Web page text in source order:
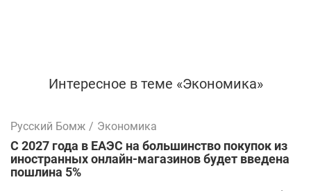
Интересное в теме «Экономика»
Русский Бомж / Экономика
С 2027 года в ЕАЭС на большинство покупок из
иностранных онлайн-магазинов будет введена
пошлина 5%